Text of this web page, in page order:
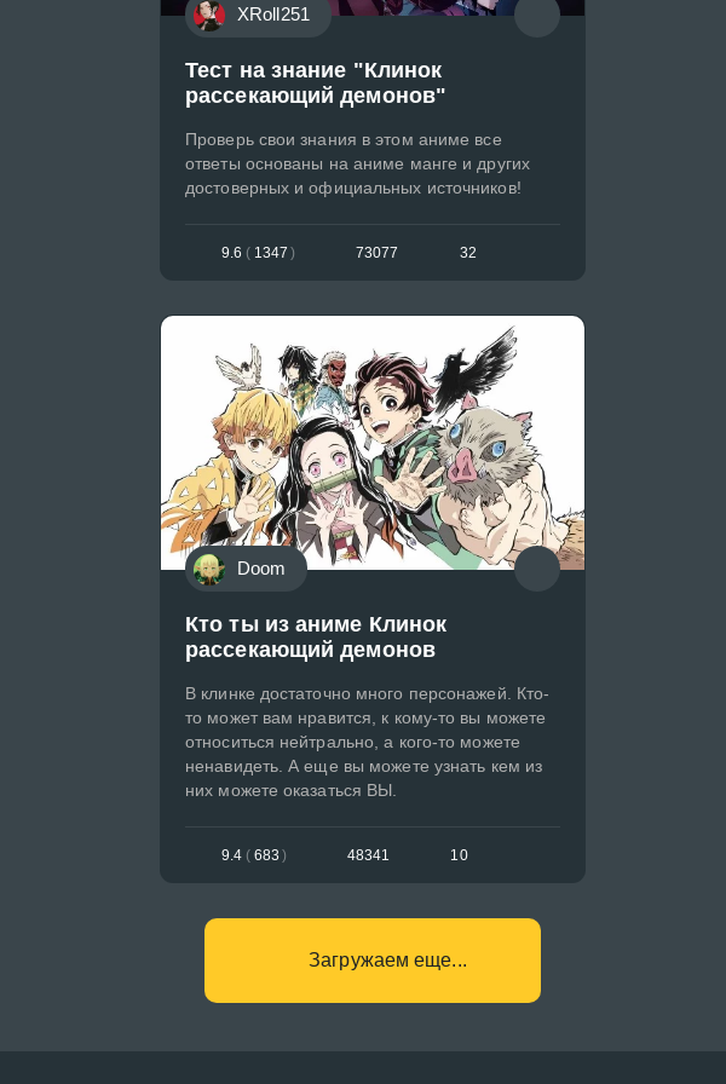
XRoll251
Тест на знание "Клинок
рассекающий демонов"
Проверь свои знания в этом аниме все
ответы основаны на аниме манге и других
достоверных и официальных источников!
9.6 ( 1347 ) 73077 32
Doom
Кто ты из аниме Клинок
рассекающий демонов
В клинке достаточно много персонажей. Кто-
то может вам нравится, к кому-то вы можете
относиться нейтрально, а кого-то можете
ненавидеть. А еще вы можете узнать кем из
них можете оказаться ВЫ.
9.4 ( 683 ) 48341 10
Загружаем еще...